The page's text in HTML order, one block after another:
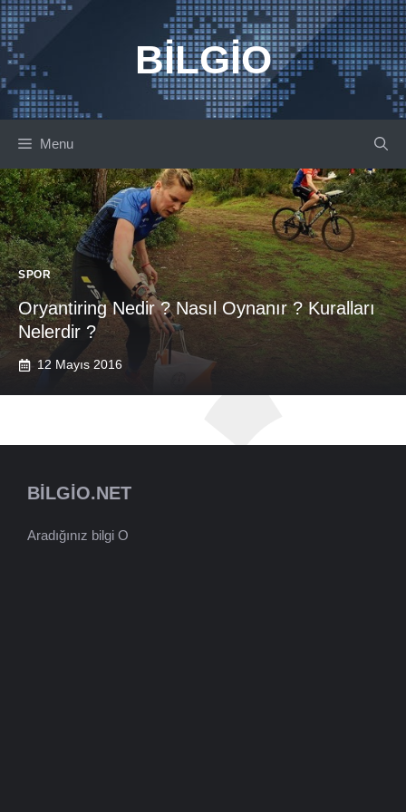
İçeriğe
atla
BILGIO
Menu
SPOR
Oryantiring Nedir ? Nasıl Oynanır ? Kuralları
Nelerdir ?
12 Mayıs 2016
BILGIO.NET
Aradığınız bilgi O